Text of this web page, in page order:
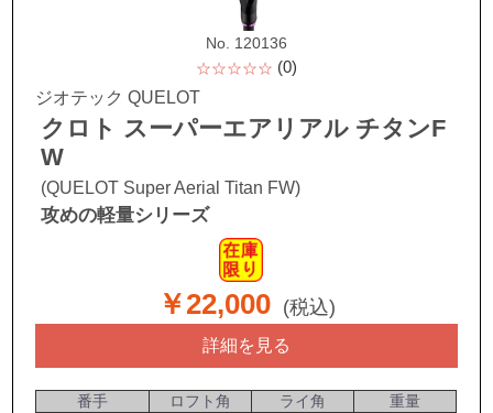
No. 120136
☆☆☆☆☆ (0)
ジオテック QUELOT
クロト スーパーエアリアル チタンF
W
(QUELOT Super Aerial Titan FW)
攻めの軽量シリーズ
￥22,000 (税込)
詳細を見る
番手 ロフト角 ライ角
重量